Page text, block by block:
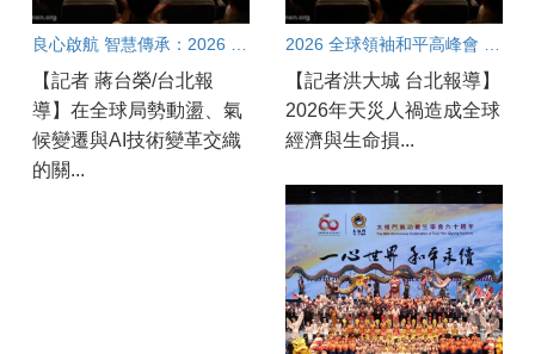
【記者 蔣台榮/台北報
導】在全球局勢動盪、氣
候變遷與AI技術變革交織
的關...
【記者洪大城 台北報導】
2026年天災人禍造成全球
經濟與生命損...